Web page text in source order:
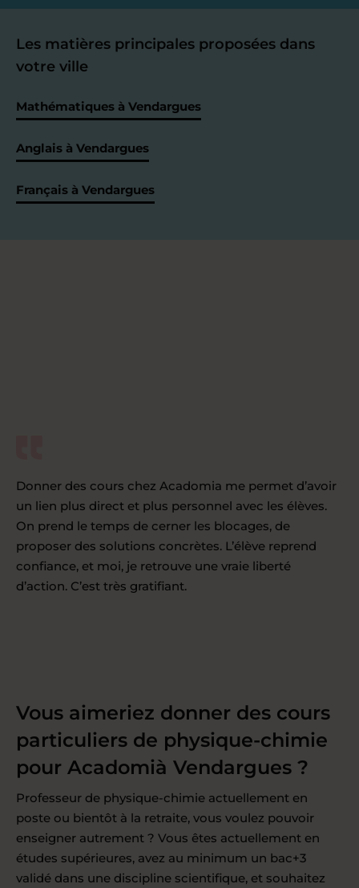
Les matières principales proposées dans
votre ville
Mathématiques à Vendargues
Anglais à Vendargues
Français à Vendargues
Donner des cours chez Acadomia me permet d’avoir
un lien plus direct et plus personnel avec les élèves.
On prend le temps de cerner les blocages, de
proposer des solutions concrètes. L’élève reprend
confiance, et moi, je retrouve une vraie liberté
d’action. C’est très gratifiant.
Vous aimeriez donner des cours
particuliers de physique-chimie
pour Acadomià Vendargues ?
Professeur de physique-chimie actuellement en
poste ou bientôt à la retraite, vous voulez pouvoir
enseigner autrement ? Vous êtes actuellement en
études supérieures, avez au minimum un bac+3
validé dans une discipline scientifique, et souhaitez